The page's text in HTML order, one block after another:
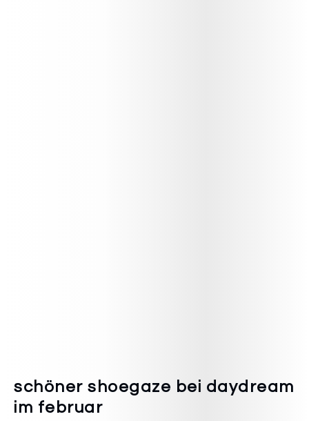
schöner shoegaze bei daydream
im februar